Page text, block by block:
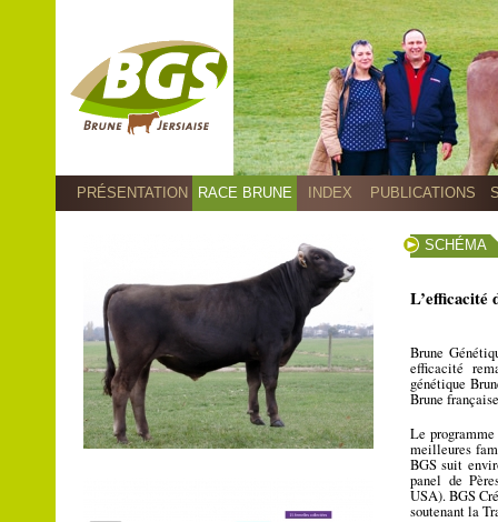
PRÉSENTATION RACE BRUNE INDEX PUBLICATIONS
SCHÉMA
L’efficacité
Brune
efficacité
génétique
Brune
Le
meilleures
BGS suit
panel de
USA). BGS
soutenant la